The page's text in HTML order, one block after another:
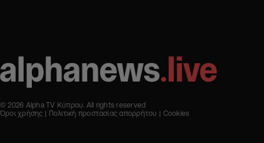
© 2026 Alpha TV Κύπρου. All rights reserved
Όροι χρήσης
Πολιτική προστασίας απορρήτου Cookies